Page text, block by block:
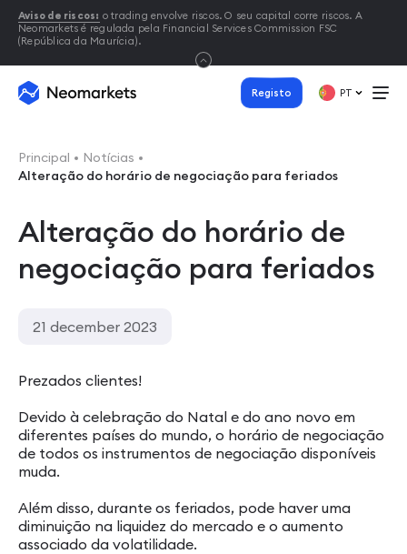
Aviso de riscos: o trading envolve riscos. O seu capital corre riscos. A
Neomarkets é regulada pela Financial Services Commission FSC
(República da Maurícia).
Registo PT
Principal
Notícias
Alteração do horário de negociação para feriados
Alteração do horário de
negociação para feriados
21 december 2023
Prezados clientes!
Devido à celebração do Natal e do ano novo em
diferentes países do mundo, o horário de negociação
de todos os instrumentos de negociação disponíveis
muda.
Além disso, durante os feriados, pode haver uma
diminuição na liquidez do mercado e o aumento
associado da volatilidade.